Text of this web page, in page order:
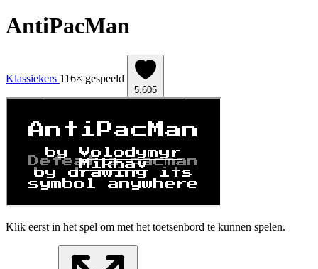
AntiPacMan
Klassiekers 116× gespeeld
5.605
Klik eerst in het spel om met het toetsenbord te kunnen spelen.